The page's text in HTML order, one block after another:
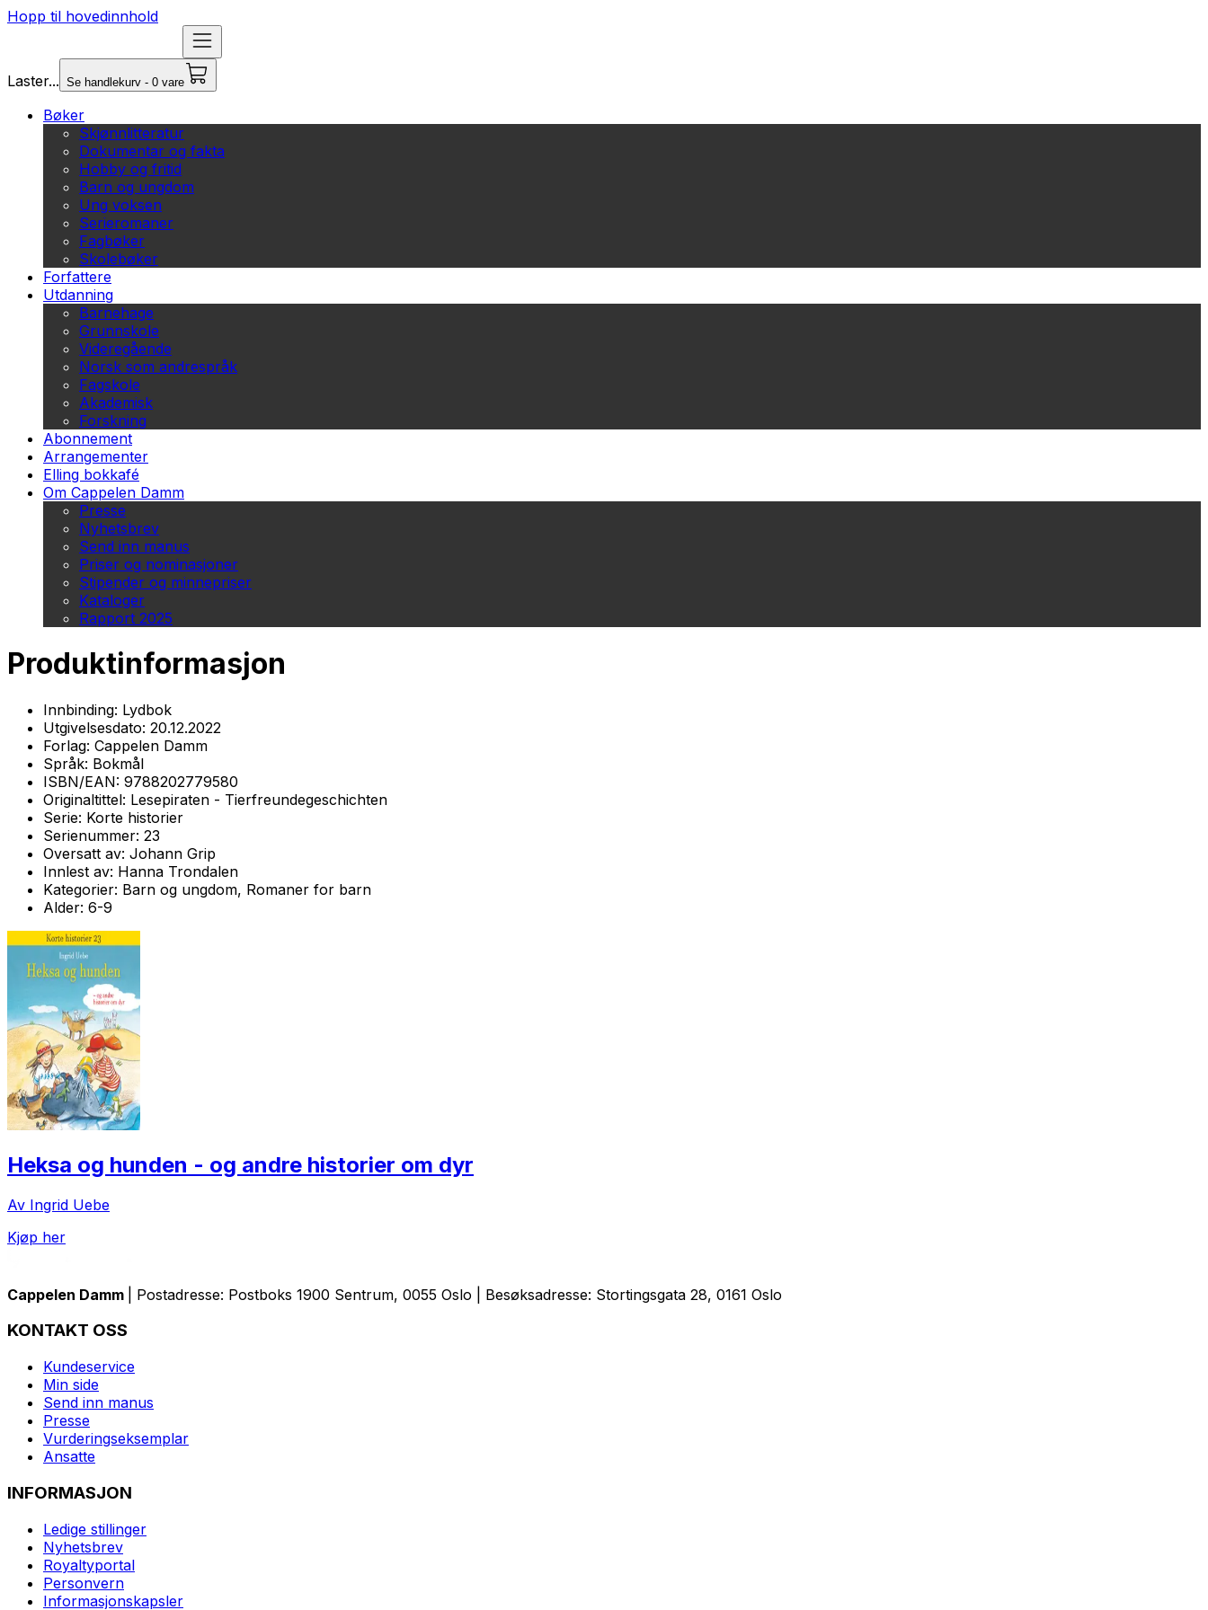
Hopp til hovedinnhold
Laster... Se handlekurv - 0 vare
Bøker
Skjønnlitteratur
Dokumentar og fakta
Hobby og fritid
Barn og ungdom
Ung voksen
Serieromaner
Fagbøker
Skolebøker
Forfattere
Utdanning
Barnehage
Grunnskole
Videregående
Norsk som andrespråk
Fagskole
Akademisk
Forskning
Abonnement
Arrangementer
Elling bokkafé
Om Cappelen Damm
Presse
Nyhetsbrev
Send inn manus
Priser og nominasjoner
Stipender og minnepriser
Kataloger
Rapport 2025
Produktinformasjon
Innbinding: Lydbok
Utgivelsesdato: 20.12.2022
Forlag: Cappelen Damm
Språk: Bokmål
ISBN/EAN: 9788202779580
Originaltittel: Lesepiraten - Tierfreundegeschichten
Serie: Korte historier
Serienummer: 23
Oversatt av: Johann Grip
Innlest av: Hanna Trondalen
Kategorier: Barn og ungdom, Romaner for barn
Alder: 6-9
Heksa og hunden - og andre historier om dyr
Av Ingrid Uebe
Kjøp her
Cappelen Damm | Postadresse: Postboks 1900 Sentrum, 0055 Oslo | Besøksadresse: Stortingsgata 28, 0161 Oslo
KONTAKT OSS
Kundeservice
Min side
Send inn manus
Presse
Vurderingseksemplar
Ansatte
INFORMASJON
Ledige stillinger
Nyhetsbrev
Royaltyportal
Personvern
Informasjonskapsler